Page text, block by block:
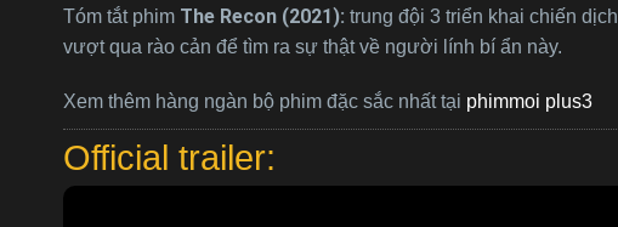
Tóm tắt phim The Recon (2021): trung đội 3 triển khai chiến dịch
vượt qua rào cản để tìm ra sự thật về người lính bí ẩn này.
Xem thêm hàng ngàn bộ phim đặc sắc nhất tại phimmoi plus3
Official trailer: